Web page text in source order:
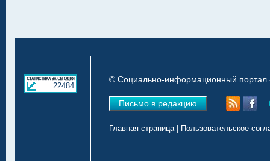
22484
© Социально-информационный портал
Письмо в редакцию
Главная страница| Пользовательское